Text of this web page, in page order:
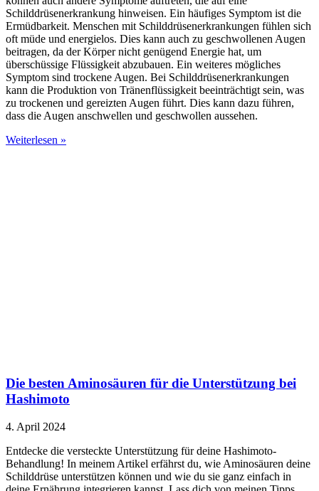
Schilddrüsenerkrankung hinweisen. Ein häufiges Symptom ist die
Ermüdbarkeit. Menschen mit Schilddrüsenerkrankungen fühlen sich
oft müde und energielos. Dies kann auch zu geschwollenen Augen
beitragen, da der Körper nicht genügend Energie hat, um
überschüssige Flüssigkeit abzubauen. Ein weiteres mögliches
Symptom sind trockene Augen. Bei Schilddrüsenerkrankungen
kann die Produktion von Tränenflüssigkeit beeinträchtigt sein, was
zu trockenen und gereizten Augen führt. Dies kann dazu führen,
dass die Augen anschwellen und geschwollen aussehen.
Weiterlesen »
Die besten Aminosäuren für die Unterstützung bei
Hashimoto
4. April 2024
Entdecke die versteckte Unterstützung für deine Hashimoto-
Behandlung! In meinem Artikel erfährst du, wie Aminosäuren deine
Schilddrüse unterstützen können und wie du sie ganz einfach in